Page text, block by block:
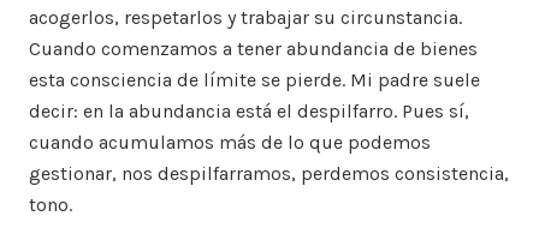
acogerlos, respetarlos y trabajar su circunstancia.
Cuando comenzamos a tener abundancia de bienes
esta consciencia de límite se pierde. Mi padre suele
decir: en la abundancia está el despilfarro. Pues sí,
cuando acumulamos más de lo que podemos
gestionar, nos despilfarramos, perdemos consistencia,
tono.